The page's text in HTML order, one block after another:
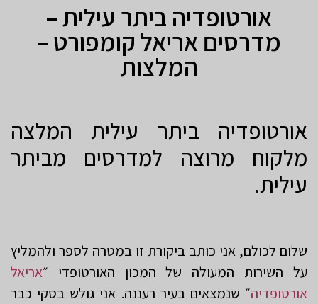
אורטופדיה ביתר עילית –
מדרסים אריאל קומפורט –
המלצות
אורטופדיה ביתר עילית המלצה
מלקוח מרוצה למדרסים מביתר
עילית.
שלום לכולם, אני כותב ביקורת זו במטרה לספר ולהמליץ
על השירות המעולה של המכון האורטופדי ״אריאל
אורטופדיה״ שנמצאים בעיר רעננה. אני גולש בסקי כבר